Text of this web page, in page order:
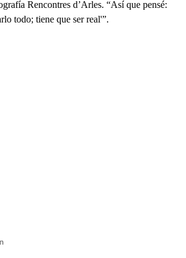
Rencontres d’Arles. “Así que pensé:
todo; tiene que ser real'”.